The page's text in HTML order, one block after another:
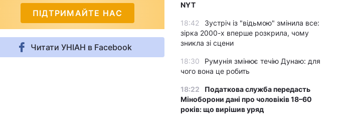
ПІДТРИМАЙТЕ НАС
Читати УНІАН в Facebook
NYT
18:42
Зустріч із "відьмою" змінила все:
зірка 2000-х вперше розкрила, чому
зникла зі сцени
18:30
Румунія змінює течію Дунаю: для
чого вона це робить
18:22
Податкова служба передасть
Міноборони дані про чоловіків 18–60
років: що вирішив уряд